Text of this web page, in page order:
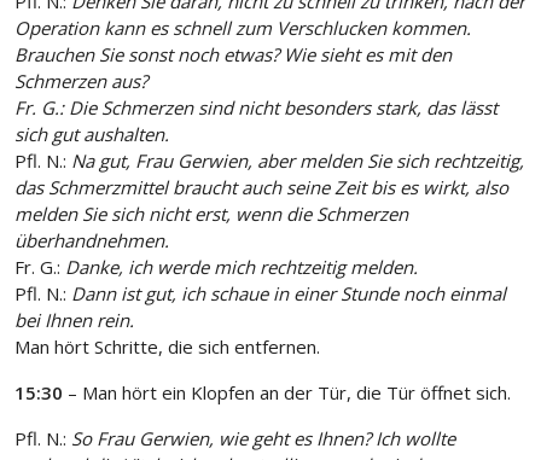
Operation kann es schnell zum Verschlucken kommen.
Brauchen Sie sonst noch etwas? Wie sieht es mit den
Schmerzen aus?
Fr. G.: Die Schmerzen sind nicht besonders stark, das lässt
sich gut aushalten.
Pfl. N.: Na gut, Frau Gerwien, aber melden Sie sich rechtzeitig,
das Schmerzmittel braucht auch seine Zeit bis es wirkt, also
melden Sie sich nicht erst, wenn die Schmerzen
überhandnehmen.
Fr. G.: Danke, ich werde mich rechtzeitig melden.
Pfl. N.: Dann ist gut, ich schaue in einer Stunde noch einmal
bei Ihnen rein.
Man hört Schritte, die sich entfernen.
15:30 – Man hört ein Klopfen an der Tür, die Tür öffnet sich.
Pfl. N.: So Frau Gerwien, wie geht es Ihnen? Ich wollte